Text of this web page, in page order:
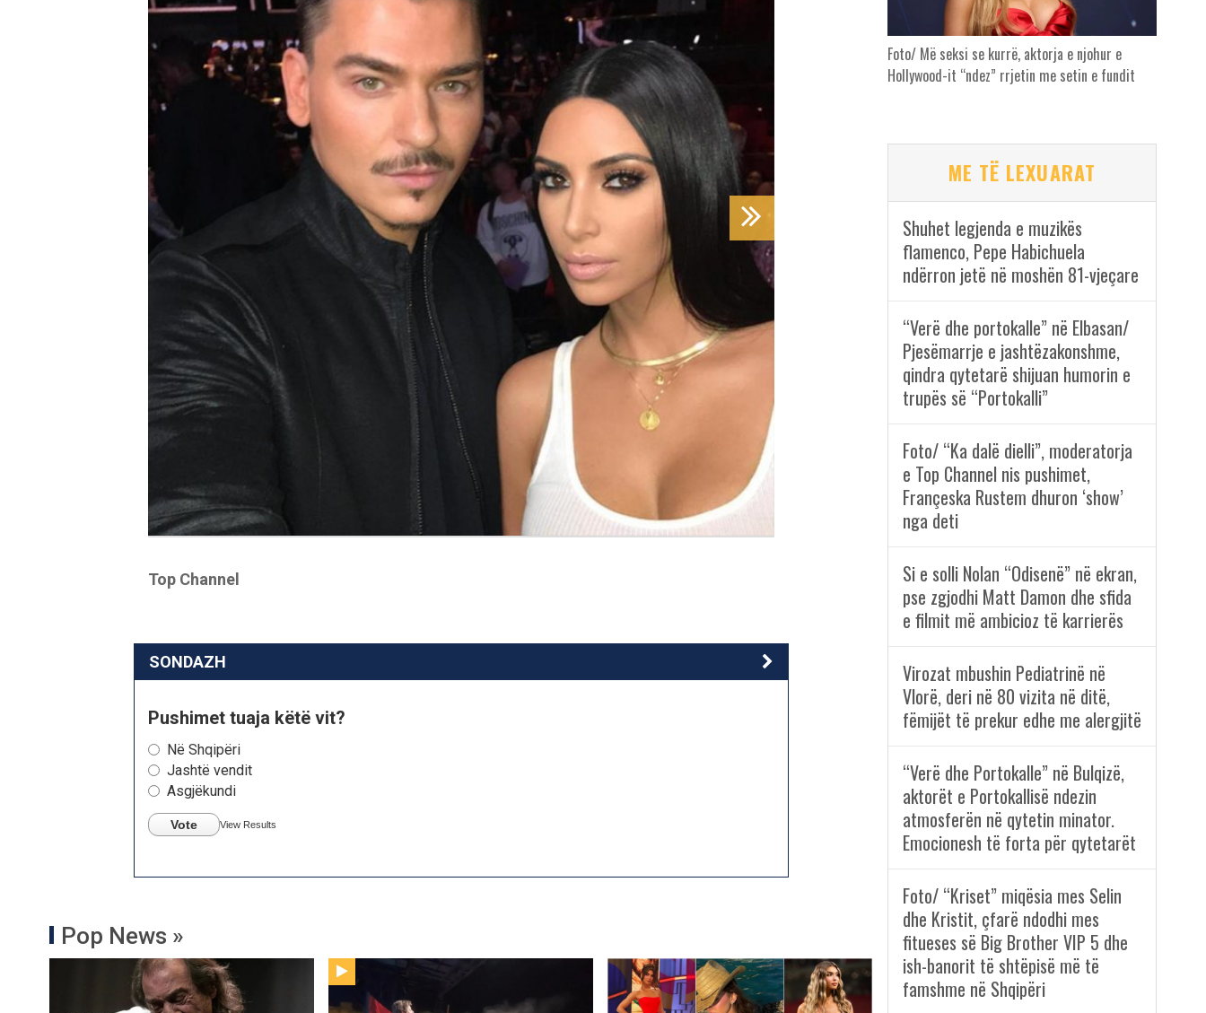
Top Channel
SONDAZH
Pushimet tuaja këtë vit?
Në Shqipëri
Jashtë vendit
Asgjëkundi
Vote View Results
Pop News »
Foto/ Më seksi se kurrë, aktorja e njohur e
Hollywood-it “ndez” rrjetin me setin e fundit
ME TË LEXUARAT
Shuhet legjenda e muzikës
flamenco, Pepe Habichuela
ndërron jetë në moshën 81-vjeçare
“Verë dhe portokalle” në Elbasan/
Pjesëmarrje e jashtëzakonshme,
qindra qytetarë shijuan humorin e
trupës së “Portokalli”
Foto/ “Ka dalë dielli”, moderatorja
e Top Channel nis pushimet,
Françeska Rustem dhuron ‘show’
nga deti
Si e solli Nolan “Odisenë” në ekran,
pse zgjodhi Matt Damon dhe sfida
e filmit më ambicioz të karrierës
Virozat mbushin Pediatrinë në
Vlorë, deri në 80 vizita në ditë,
fëmijët të prekur edhe me alergjitë
“Verë dhe Portokalle” në Bulqizë,
aktorët e Portokallisë ndezin
atmosferën në qytetin minator.
Emocionesh të forta për qytetarët
Foto/ “Kriset” miqësia mes Selin
dhe Kristit, çfarë ndodhi mes
fitueses së Big Brother VIP 5 dhe
ish-banorit të shtëpisë më të
famshme në Shqipëri